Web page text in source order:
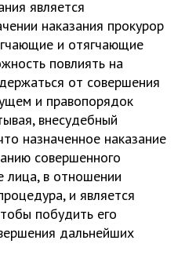
является
наказания прокурор
и отягчающие
повлиять на
от совершения
и правопорядок
внесудебный
назначенное наказание
совершенного
лица, в отношении
и является
побудить его
дальнейших